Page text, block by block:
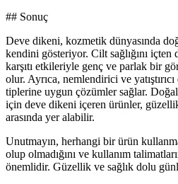
## Sonuç
Deve dikeni, kozmetik dünyasında
kendini gösteriyor. Cilt sağlığını içten
karşıtı etkileriyle genç ve parlak bir
olur. Ayrıca, nemlendirici ve
tiplerine uygun çözümler sağlar.
için deve dikeni içeren ürünler,
arasında yer alabilir.
Unutmayın, herhangi bir ürün
olup olmadığını ve kullanım
önemlidir. Güzellik ve sağlık dolu